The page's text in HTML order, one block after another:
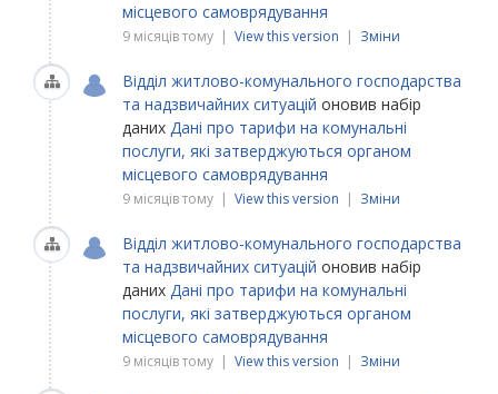
місцевого самоврядування
9 місяців тому | View this version | Зміни
Відділ житлово-комунального господарства
та надзвичайних ситуацій оновив набір
даних Дані про тарифи на комунальні
послуги, які затверджуються органом
місцевого самоврядування
9 місяців тому | View this version | Зміни
Відділ житлово-комунального господарства
та надзвичайних ситуацій оновив набір
даних Дані про тарифи на комунальні
послуги, які затверджуються органом
місцевого самоврядування
9 місяців тому | View this version | Зміни